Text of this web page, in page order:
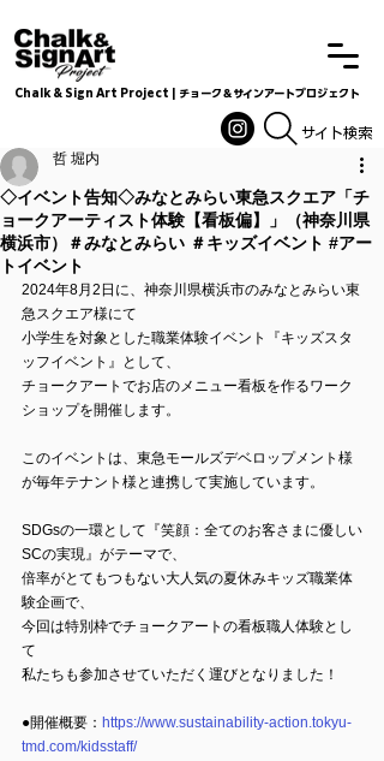
Chalk & Sign Art Project | チョーク＆サインアートプロジェクト
​​​サイト検索
◇イベント告知◇みなとみらい東急スクエア「チ
ョークアーティスト体験【看板偏】」（神奈川県
横浜市）＃みなとみらい ＃キッズイベント #アー
トイベント
哲 堀内
2024年8月2日に、神奈川県横浜市のみなとみらい東
急スクエア様にて
小学生を対象とした職業体験イベント『キッズスタ
ッフイベント』として、
チョークアートでお店のメニュー看板を作るワーク
ショップを開催します。
このイベントは、東急モールズデベロップメント様
が毎年テナント様と連携して実施しています。
SDGsの一環として『笑顔：全てのお客さまに優しい
SCの実現』がテーマで、
倍率がとてもつもない大人気の夏休みキッズ職業体
験企画で、
今回は特別枠でチョークアートの看板職人体験とし
て
私たちも参加させていただく運びとなりました！
●開催概要： https://www.sustainability-action.tokyu-
tmd.com/kidsstaff/